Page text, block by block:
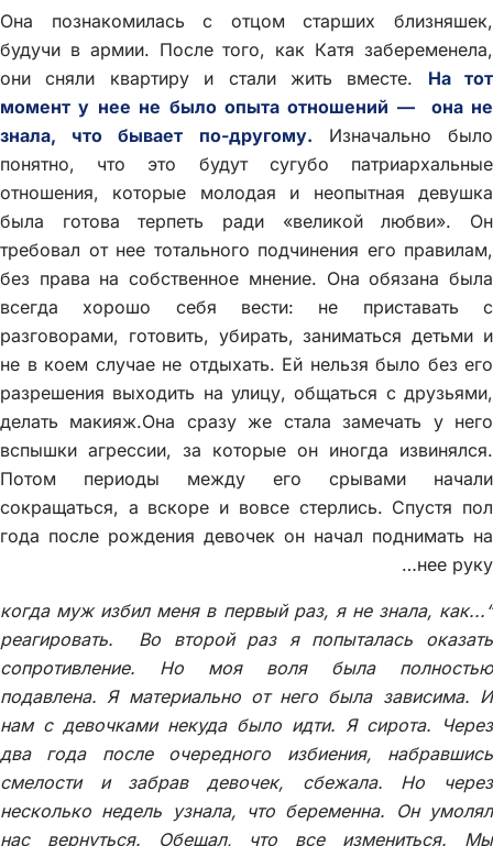
Она познакомилась с отцом старших близняшек,
будучи в армии. После того, как Катя забеременела,
они сняли квартиру и стали жить вместе. На тот
момент у нее не было опыта отношений — она не
знала, что бывает по-другому. Изначально было
понятно, что это будут сугубо патриархальные
отношения, которые молодая и неопытная девушка
была готова терпеть ради «великой любви». Он
требовал от нее тотального подчинения его правилам,
без права на собственное мнение. Она обязана была
всегда хорошо себя вести: не приставать с
разговорами, готовить, убирать, заниматься детьми и
не в коем случае не отдыхать. Ей нельзя было без его
разрешения выходить на улицу, общаться с друзьями,
делать макияж.Она сразу же стала замечать у него
вспышки агрессии, за которые он иногда извинялся.
Потом периоды между его срывами начали
сокращаться, а вскоре и вовсе стерлись. Спустя пол
года после рождения девочек он начал поднимать на
нее руку…
“...когда муж избил меня в первый раз, я не знала, как
реагировать. Во второй раз я попыталась оказать
сопротивление. Но моя воля была полностью
подавлена. Я материально от него была зависима. И
нам с девочками некуда было идти. Я сирота. Через
два года после очередного избиения, набравшись
смелости и забрав девочек, сбежала. Но через
несколько недель узнала, что беременна. Он умолял
нас вернуться. Обещал, что все измениться. Мы